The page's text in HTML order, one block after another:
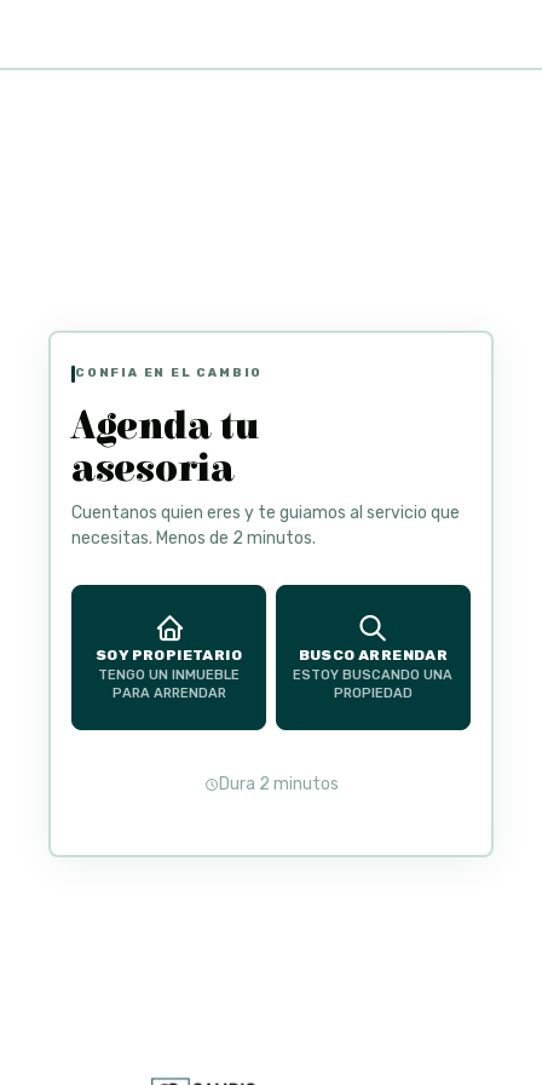
CONFIA EN EL CAMBIO
Agenda tu
asesoria
Cuentanos quien eres y te guiamos al servicio que
necesitas. Menos de 2 minutos.
SOY PROPIETARIO
TENGO UN INMUEBLE
PARA ARRENDAR
BUSCO ARRENDAR
ESTOY BUSCANDO UNA
PROPIEDAD
Dura 2 minutos